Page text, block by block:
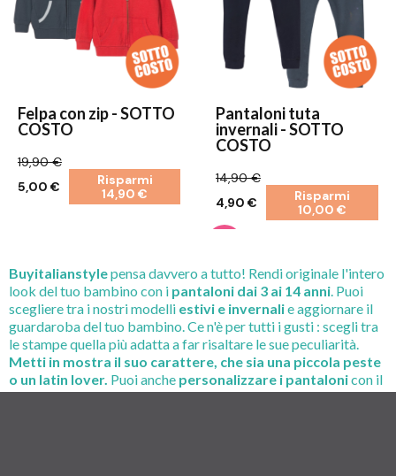
Felpa con zip - SOTTO
COSTO
19,90 €
5,00 €
Risparmi
14,90 €
Pantaloni tuta
invernali - SOTTO
COSTO
14,90 €
4,90 €
Risparmi
10,00 €
Buyitalianstylepensa davvero a tutto! Rendi originale l'intero
look del tuo bambino con i pantaloni dai 3 ai 14 anni. Puoi
scegliere tra i nostri modelli estivi e invernalie aggiornare il
guardaroba del tuo bambino. Ce n'è per tutti i gusti : scegli tra
le stampe quella più adatta a far risaltare le sue peculiarità.
Metti in mostra il suo carattere, che sia una piccola peste
o un latin lover. Puoi anche personalizzare i pantalonicon il
suo nome o con la stampa che più ti piace e rendere davvero